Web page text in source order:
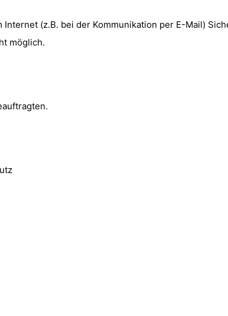
(z.B. bei der Kommunikation per E-Mail)
möglich.